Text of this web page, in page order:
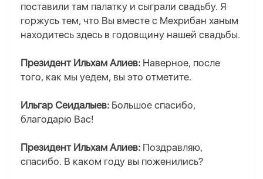
поставили там палатку и сыграли свадьбу. Я
горжусь тем, что Вы вместе с Мехрибан ханым
находитесь здесь в годовщину нашей свадьбы.
Президент Ильхам Алиев: Наверное, после
того, как мы уедем, вы это отметите.
Ильгар Сеидалыев: Большое спасибо,
благодарю Вас!
Президент Ильхам Алиев: Поздравляю,
спасибо. В каком году вы поженились?